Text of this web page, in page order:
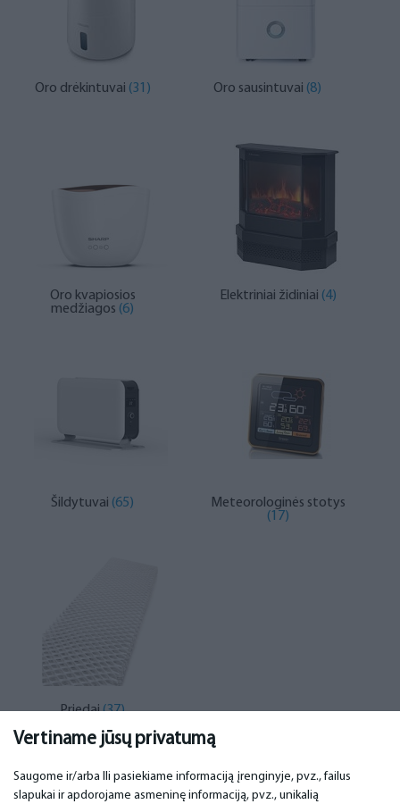
Vertiname jūsų privatumą
Saugome ir/arba Ili pasiekiame informaciją įrenginyje, pvz., failus
slapukai ir apdorojame asmeninę informaciją, pvz., unikalią
Oro drėkintuvai (31) Oro sausintuvai (8)
Oro kvapiosios
medžiagos (6)
Elektriniai židiniai (4)
Šildytuvai (65)
Meteorologinės stotys
(17)
Priedai(37)